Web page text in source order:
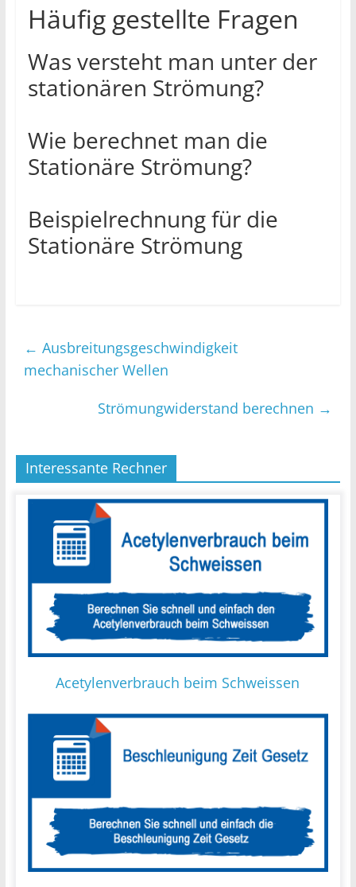
Häufig gestellte Fragen
Was versteht man unter der
stationären Strömung?
Wie berechnet man die
Stationäre Strömung?
Beispielrechnung für die
Stationäre Strömung
← Ausbreitungsgeschwindigkeit
mechanischer Wellen
Strömungwiderstand berechnen →
Interessante Rechner
Acetylenverbrauch beim Schweissen